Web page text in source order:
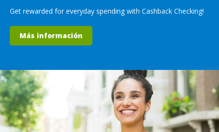
Get rewarded for everyday spending with Cashback Checking!
Más información